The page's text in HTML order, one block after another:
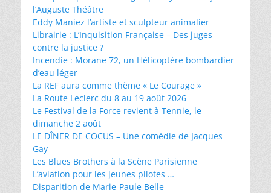
l’Auguste Théâtre
Eddy Maniez l’artiste et sculpteur animalier
Librairie : L’Inquisition Française – Des juges
contre la justice ?
Incendie : Morane 72, un Hélicoptère bombardier
d’eau léger
La REF aura comme thème « Le Courage »
La Route Leclerc du 8 au 19 août 2026
Le Festival de la Force revient à Tennie, le
dimanche 2 août
LE DÎNER DE COCUS – Une comédie de Jacques
Gay
Les Blues Brothers à la Scène Parisienne
L’aviation pour les jeunes pilotes …
Disparition de Marie-Paule Belle